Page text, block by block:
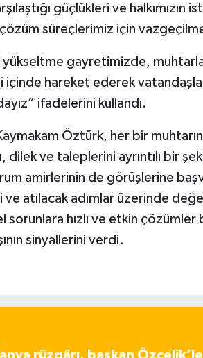
güçlükleri ve halkımızın
süreçlerimiz için
yükseltme gayretimizde,
içinde hareket ederek
ifadelerini kullandı.
Öztürk, her bir
dilek ve taleplerini ayrıntılı bir
amirlerinin de görüşlerine
ve atılacak adımlar üzerinde
sorunlara hızlı ve etkin çözümler
sinyallerini verdi.
rüzgârı, başkan